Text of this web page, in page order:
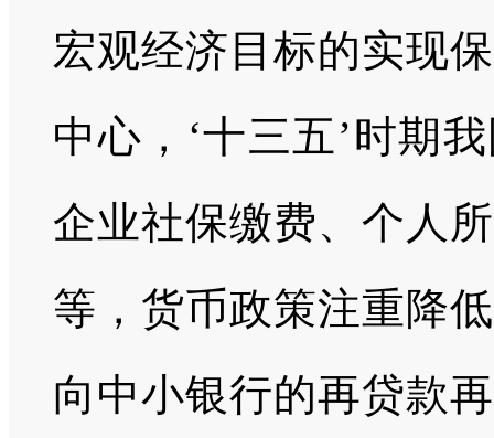
宏观经济目标的实现
中心，‘十三五’时期
企业社保缴费、个人
等，货币政策注重降
向中小银行的再贷款